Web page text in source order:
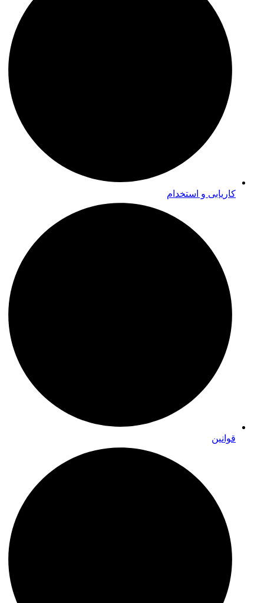
کاریابی و استخدام
قوانین